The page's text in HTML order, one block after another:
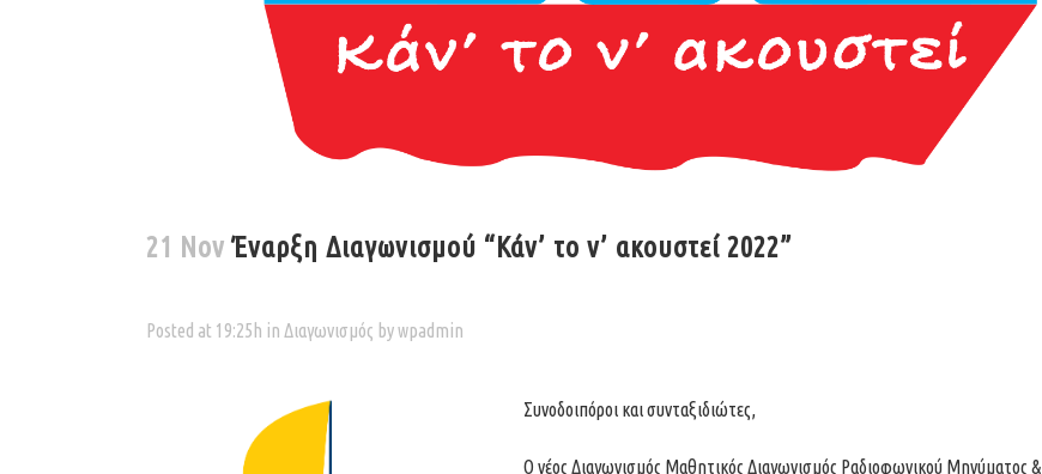
21 Nov Έναρξη Διαγωνισμού “Κάν’ το ν’ ακουστεί 2022”
Posted at 19:25h in Διαγωνισμός bywpadmin
Συνοδοιπόροι και συνταξιδιώτες,
Ο νέος Διαγωνισμός Μαθητικός Διαγωνισμός Ραδιοφωνικού Μηνύματος &